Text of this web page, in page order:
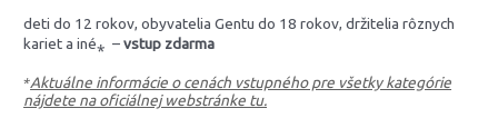
deti do 12 rokov, obyvatelia Gentu do 18 rokov, držitelia rôznych
kariet a iné⁎ –vstup zdarma
⁎Aktuálne informácie o cenách vstupného pre všetky kategórie
nájdete na oficiálnej webstránke tu.